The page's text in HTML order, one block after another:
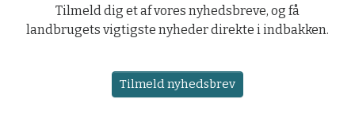
Tilmeld dig et af vores nyhedsbreve, og få
landbrugets vigtigste nyheder direkte i indbakken.
Tilmeld nyhedsbrev